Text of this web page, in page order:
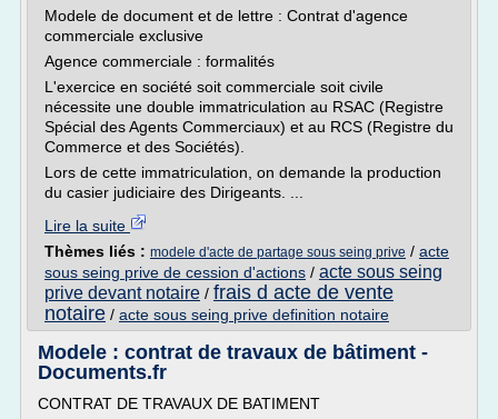
Modele de document et de lettre : Contrat d'agence
commerciale exclusive
Agence commerciale : formalités
L'exercice en société soit commerciale soit civile
nécessite une double immatriculation au RSAC (Registre
Spécial des Agents Commerciaux) et au RCS (Registre du
Commerce et des Sociétés).
Lors de cette immatriculation, on demande la production
du casier judiciaire des Dirigeants. ...
Lire la suite
Thèmes liés : modele d'acte de partage sous seing prive / acte
sous seing prive de cession d'actions / acte sous seing
prive devant notaire / frais d acte de vente
notaire / acte sous seing prive definition notaire
Modele : contrat de travaux de bâtiment -
Documents.fr
CONTRAT DE TRAVAUX DE BATIMENT